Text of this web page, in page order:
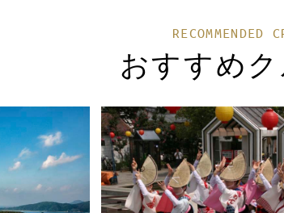
RECOMMENDED
おすすめ